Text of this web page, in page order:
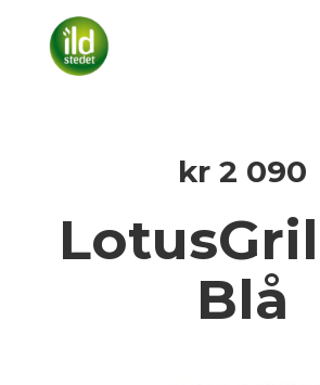
kr 2 090
Blå